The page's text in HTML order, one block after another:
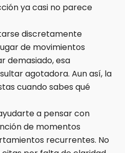
ya casi no parece
discretamente
de movimientos
demasiado, esa
agotadora. Aun así, la
cuando sabes qué
a pensar con
de momentos
recurrentes. No